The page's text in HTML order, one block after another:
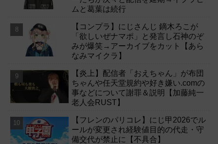
ムと葛葉は続行
【コンプラ】にじさんじ 鏑木ろこが
「欲しいぜナマポ」と発言し石神のぞ
みが爆笑→アーカイブをカット【あら
なみマイクラ】
【炎上】配信者「おえちゃん」が布団
ちゃんや任天堂規約や好き嫌い.comの
事などについて謝罪＆説明【加藤純一
老人会RUST】
【フレンのパリコレ】にじ甲2026でル
ールが変更され経験値目的の代走・守
備交代が禁止に【不具合】